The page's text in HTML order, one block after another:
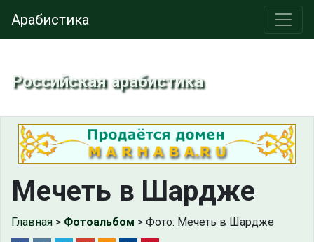
Арабистика
Российская арабистика
Мечеть в Шардже
Главная > Фотоальбом > Фото: Мечеть в Шардже